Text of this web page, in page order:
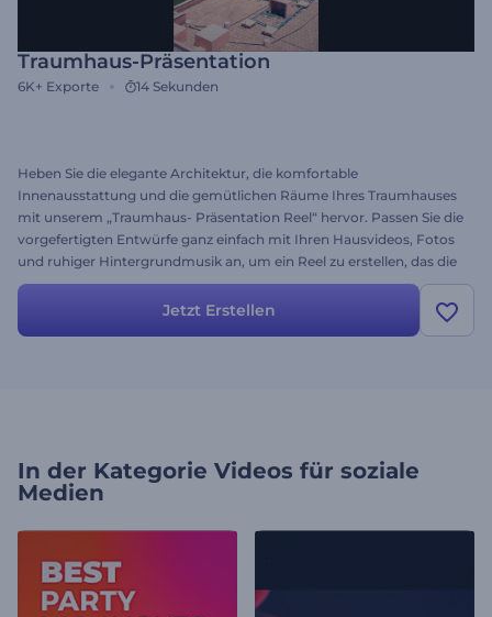
Traumhaus-Präsentation
6K+ Exporte 14 Sekunden
Heben Sie die elegante Architektur, die komfortable
Innenausstattung und die gemütlichen Räume Ihres Traumhauses
mit unserem „Traumhaus- Präsentation Reel“ hervor. Passen Sie die
vorgefertigten Entwürfe ganz einfach mit Ihren Hausvideos, Fotos
und ruhiger Hintergrundmusik an, um ein Reel zu erstellen, das die
Aufmerksamkeit auf sich zieht. Diese Vorlage eignet sich perfekt für
Immobilienwerbung, Hausbesichtigungen oder persönliche
Highlights und wirbt für Ihre Immobilie wie nie zuvor. Erstellen Sie
Jetzt Erstellen
In der Kategorie Videos für soziale
Medien